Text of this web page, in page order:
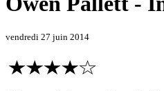
vendredi 27 juin 2014